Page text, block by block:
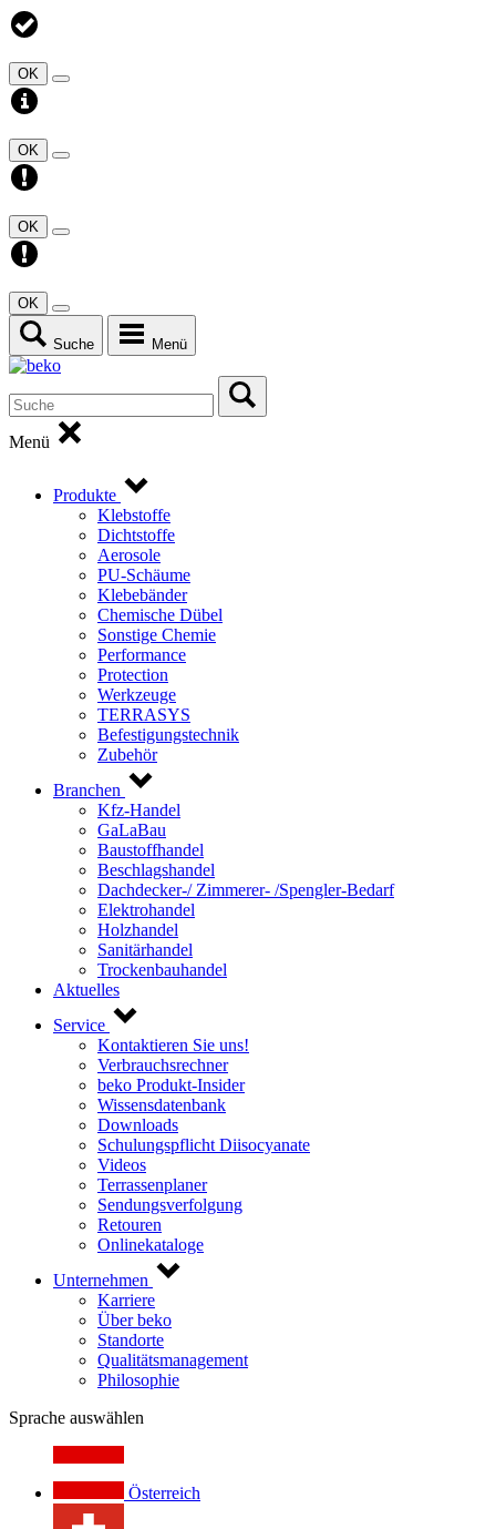
OK
OK
OK
OK
Suche Menü
Menü
Produkte
Klebstoffe
Dichtstoffe
Aerosole
PU-Schäume
Klebebänder
Chemische Dübel
Sonstige Chemie
Performance
Protection
Werkzeuge
TERRASYS
Befestigungstechnik
Zubehör
Branchen
Kfz-Handel
GaLaBau
Baustoffhandel
Beschlagshandel
Dachdecker-/ Zimmerer- /Spengler-Bedarf
Elektrohandel
Holzhandel
Sanitärhandel
Trockenbauhandel
Aktuelles
Service
Kontaktieren Sie uns!
Verbrauchsrechner
beko Produkt-Insider
Wissensdatenbank
Downloads
Schulungspflicht Diisocyanate
Videos
Terrassenplaner
Sendungsverfolgung
Retouren
Onlinekataloge
Unternehmen
Karriere
Über beko
Standorte
Qualitätsmanagement
Philosophie
Sprache auswählen
Österreich